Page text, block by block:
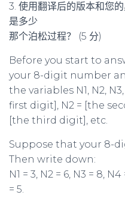
3. 使用翻译后的版本和您
是多少
那个泊松过程？ (5 分)
Before you start to
your 8-digit number
the variables N1, N2,
first digit], N2 = [the
[the third digit], etc.
Suppose that your 8-
Then write down:
N1 = 3, N2 = 6, N3 = 8,
= 5.